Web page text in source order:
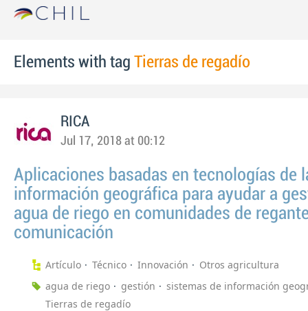
Elements with tag Tierras de regadío
RICA
Jul 17, 2018 at 00:12
Aplicaciones basadas en tecnologías de
información geográfica para ayudar a
agua de riego en comunidades de
comunicación
Artículo Técnico Innovación
Otros agricultura
agua de riego
gestión
sistemas de información
Tierras de regadío